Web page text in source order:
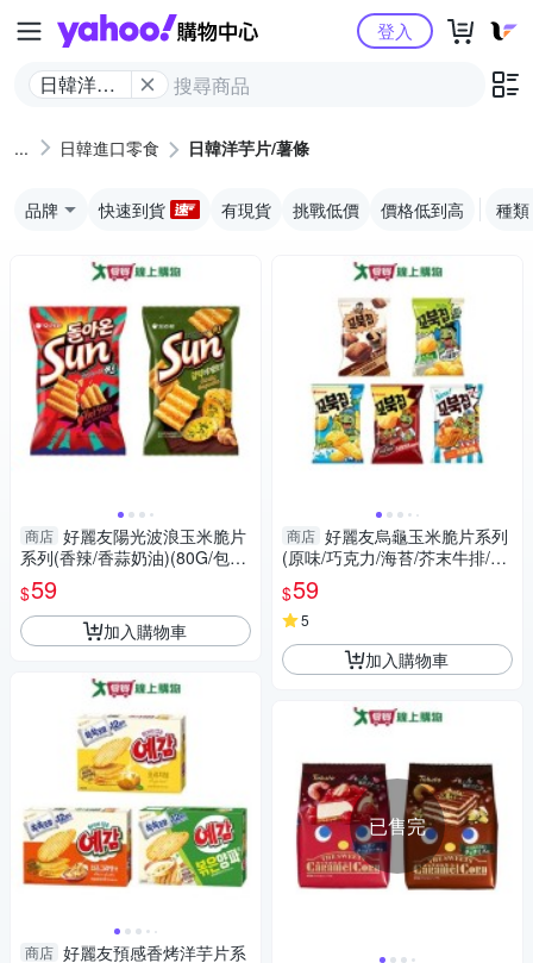
Yahoo購物中心
日韓洋芋
登入
日韓進口零食 日韓洋芋片/薯條
品牌 快速到貨 有現貨 挑戰低價 價格低到高 種類
商店 好麗友陽光波浪玉米脆片
系列(香辣/香蒜奶油)(80G/包)
【愛買】
$59
加入購物車
商店 好麗友預感香烤洋芋片系
商店 好麗友烏龜玉米脆片系列
(原味/巧克力/海苔/芥末牛排/焦
糖爆米花)(80G/包)【愛買】
$59
5
加入購物車
已售完